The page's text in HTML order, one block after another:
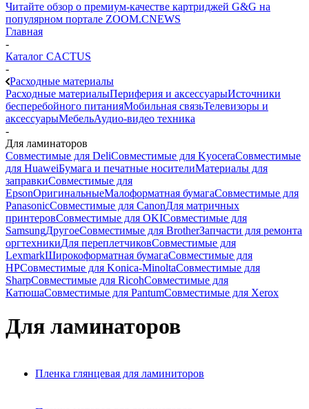
Читайте обзор о премиум-качестве картриджей G&G на
популярном портале ZOOM.CNEWS
Главная
-
Каталог CACTUS
-
Расходные материалы
Расходные материалыПериферия и аксессуарыИсточники
бесперебойного питанияМобильная связьТелевизоры и
аксессуарыМебельАудио-видео техника
-
Для ламинаторов
Совместимые для DeliСовместимые для KyoceraСовместимые
для HuaweiБумага и печатные носителиМатериалы для
заправкиСовместимые для
EpsonОригинальныеМалоформатная бумагаСовместимые для
PanasonicСовместимые для CanonДля матричных
принтеровСовместимые для OKIСовместимые для
SamsungДругоеСовместимые для BrotherЗапчасти для ремонта
оргтехникиДля переплетчиковСовместимые для
LexmarkШирокоформатная бумагаСовместимые для
HPСовместимые для Konica-MinoltaСовместимые для
SharpСовместимые для RicohСовместимые для
КатюшаСовместимые для PantumСовместимые для Xerox
Для ламинаторов
Пленка глянцевая для ламиниторов